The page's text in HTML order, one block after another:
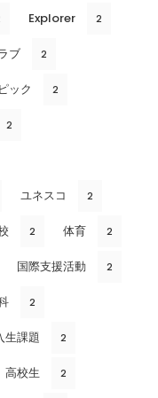
Explorer 2
ブ 2
ック 2
2
ユネスコ 2
2 体育 2
国際支援活動 2
2
生課題 2
高校生 2